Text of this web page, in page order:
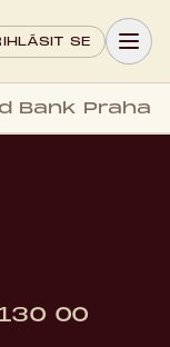
SE
Bank Praha
00